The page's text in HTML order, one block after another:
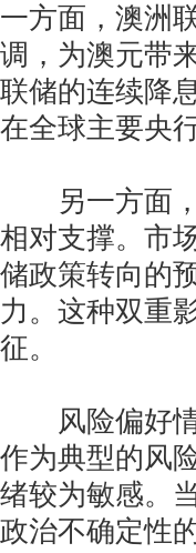
一方面，澳洲
调，为澳元带
联储的连续降
在全球主要央
另一方面，
相对支撑。市
储政策转向的
力。这种双重
征。
风险偏好情
作为典型的风
绪较为敏感。
政治不确定性